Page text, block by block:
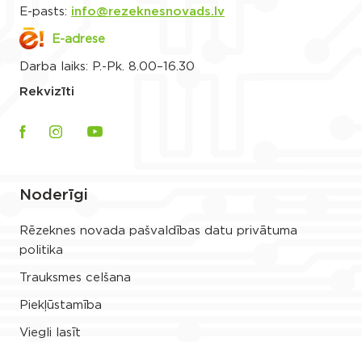
E-pasts: info@rezeknesnovads.lv
E-adrese
Darba laiks: P.-Pk. 8.00–16.30
Rekvizīti
Noderīgi
Rēzeknes novada pašvaldības datu privātuma
politika
Trauksmes celšana
Piekļūstamība
Viegli lasīt